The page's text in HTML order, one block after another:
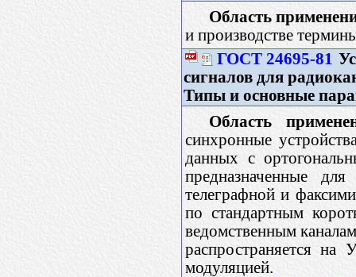
Область
и производстве
ГОСТ 24695-81
сигналов для
Типы и основные
Область
синхронные
данных с
предназначенные
телеграфной и
по стандартным
ведомственным
распространяется
модуляцией.